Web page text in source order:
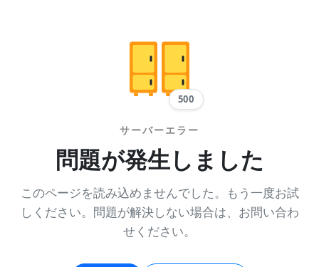
500
サーバーエラー
問題が発生しました
このページを読み込めませんでした。もう一度お試
しください。問題が解決しない場合は、お問い合わ
せください。